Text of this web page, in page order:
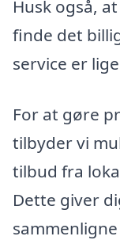
Husk også,
finde det
service er
For at gøre
tilbyder vi
tilbud fra
Dette giver